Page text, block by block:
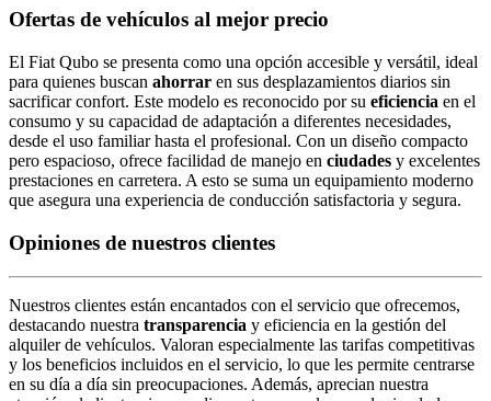
Ofertas de vehículos al mejor precio
El Fiat Qubo se presenta como una opción accesible y versátil, ideal
para quienes buscan ahorrar en sus desplazamientos diarios sin
sacrificar confort. Este modelo es reconocido por su eficiencia en el
consumo y su capacidad de adaptación a diferentes necesidades,
desde el uso familiar hasta el profesional. Con un diseño compacto
pero espacioso, ofrece facilidad de manejo en ciudades y excelentes
prestaciones en carretera. A esto se suma un equipamiento moderno
que asegura una experiencia de conducción satisfactoria y segura.
Opiniones de nuestros clientes
Nuestros clientes están encantados con el servicio que ofrecemos,
destacando nuestra transparencia y eficiencia en la gestión del
alquiler de vehículos. Valoran especialmente las tarifas competitivas
y los beneficios incluidos en el servicio, lo que les permite centrarse
en su día a día sin preocupaciones. Además, aprecian nuestra